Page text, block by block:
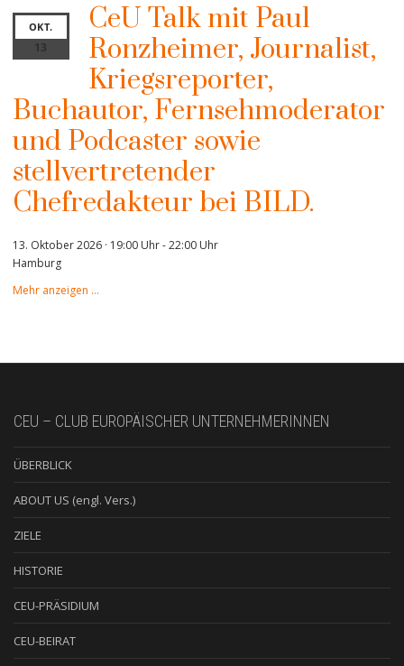
OKT.
13
CeU Talk mit Paul
Ronzheimer, Journalist,
Kriegsreporter,
Buchautor, Fernsehmoderator
und Podcaster sowie
stellvertretender
Chefredakteur bei BILD.
13. Oktober 2026 · 19:00 Uhr-22:00 Uhr
Hamburg
Mehr anzeigen …
CEU – CLUB EUROPÄISCHER UNTERNEHMERINNEN
ÜBERBLICK
ABOUT US (engl. Vers.)
ZIELE
HISTORIE
CEU-PRÄSIDIUM
CEU-BEIRAT